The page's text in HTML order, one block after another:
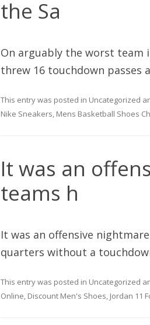
the Sa
On arguably the worst team
threw 16 touchdown passes
This entry was posted in Uncategorized
Nike Sneakers, Mens Basketball Shoes
It was an
teams h
It was an offensive
quarters without a
This entry was posted in Uncategorized
Online, Discount Men's Shoes, Jordan 11